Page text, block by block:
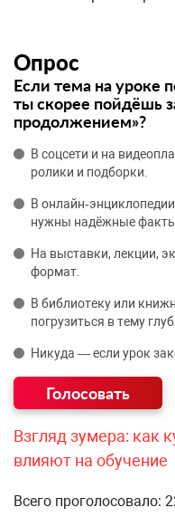
Опрос
Если тема на уроке
ты скорее пойдёшь
продолжением»?
В соцсети и на
ролики и подборки.
В
нужны надёжные
На выставки, лекции,
формат.
В библиотеку или
погрузиться в тему
Никуда — если урок
Взгляд зумера: как
влияют на обучение
Всего проголосовало: